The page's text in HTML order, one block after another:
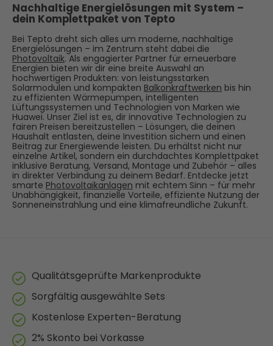
Nachhaltige Energielösungen mit System –
dein Komplettpaket von Tepto
Bei Tepto dreht sich alles um moderne, nachhaltige
Energielösungen – im Zentrum steht dabei die
Photovoltaik. Als engagierter Partner für erneuerbare
Energien bieten wir dir eine breite Auswahl an
hochwertigen Produkten: von leistungsstarken
Solarmodulen und kompakten Balkonkraftwerken bis hin
zu effizienten Wärmepumpen, intelligenten
Lüftungssystemen und Technologien von Marken wie
Huawei. Unser Ziel ist es, dir innovative Technologien zu
fairen Preisen bereitzustellen – Lösungen, die deinen
Haushalt entlasten, deine Investition sichern und einen
Beitrag zur Energiewende leisten. Du erhältst nicht nur
einzelne Artikel, sondern ein durchdachtes Komplettpaket
inklusive Beratung, Versand, Montage und Zubehör – alles
in direkter Verbindung zu deinem Bedarf. Entdecke jetzt
smarte Photovoltaikanlagen mit echtem Sinn – für mehr
Unabhängigkeit, finanzielle Vorteile, effiziente Nutzung der
Sonneneinstrahlung und eine klimafreundliche Zukunft.
Qualitätsgeprüfte Markenprodukte
Sorgfältig ausgewählte Sets
Kostenlose Experten-Beratung
2% Skonto bei Vorkasse